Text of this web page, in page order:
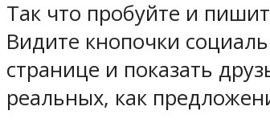
Так что пробуйте и
Видите кнопочки
странице и показать
реальных, как